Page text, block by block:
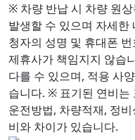
※ 차량 반납 시 차량 원
발생할 수 있으며 자세한
청자의 성명 및 휴대폰
제휴사가 책임지지 않습
다를 수 있으며, 적용 사
습니다. ※ 표기된 연비는
운전방법, 차량적재, 정
비와 차이가 있습니다.